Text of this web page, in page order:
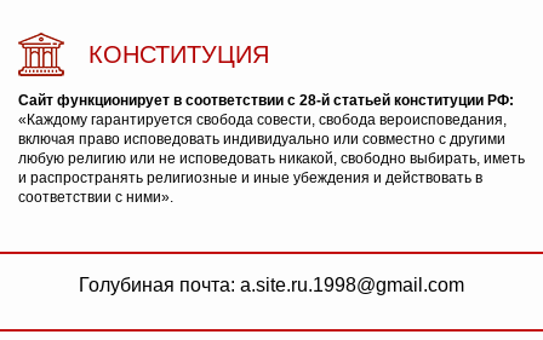
КОНСТИТУЦИЯ
Сайт функционирует в соответствии с 28-й статьей конституции РФ:
«Каждому гарантируется свобода совести, свобода вероисповедания,
включая право исповедовать индивидуально или совместно с другими
любую религию или не исповедовать никакой, свободно выбирать, иметь
и распространять религиозные и иные убеждения и действовать в
соответствии с ними».
Голубиная почта: a.site.ru.1998@gmail.com